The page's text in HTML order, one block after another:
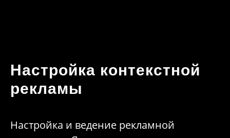
Настройка контекстной
рекламы
Настройка и ведение рекламной